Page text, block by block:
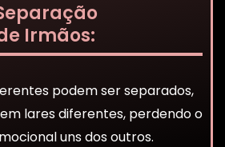
Irmãos:
podem ser separados,
lares diferentes, perdendo o
uns dos outros.